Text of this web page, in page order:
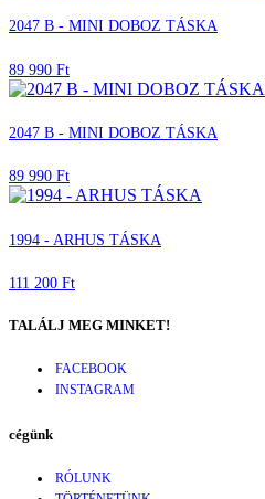
2047 B - MINI DOBOZ TÁSKA
89 990 Ft
2047 B - MINI DOBOZ TÁSKA
89 990 Ft
1994 - ARHUS TÁSKA
111 200 Ft
TALÁLJ MEG MINKET!
FACEBOOK
INSTAGRAM
cégünk
RÓLUNK